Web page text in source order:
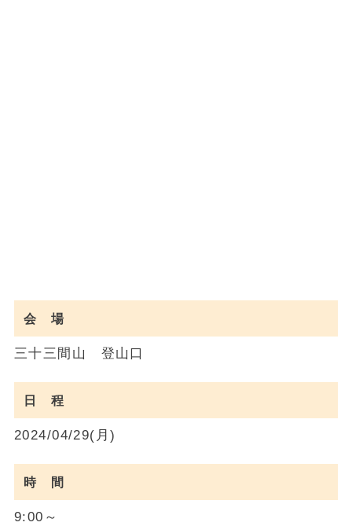
会 場
三十三間山 登山口
日 程
2024/04/29(月)
時 間
9:00～